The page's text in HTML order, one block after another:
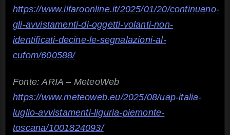
https://www.ilfaroonline.it/2025/01/20/continuano-
gli-avvistamenti-di-oggetti-volanti-non-
identificati-decine-le-segnalazioni-al-
cufom/600588/
Fonte: ARIA – MeteoWeb
https://www.meteoweb.eu/2025/08/uap-italia-
luglio-avvistamenti-liguria-piemonte-
toscana/1001824093/